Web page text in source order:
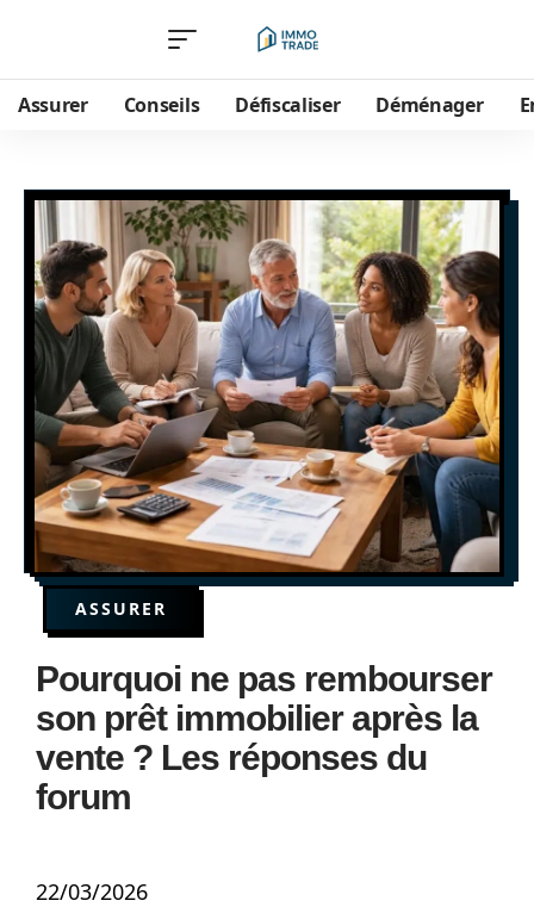
Assurer Conseils Défiscaliser Déménager
ASSURER
Pourquoi ne pas rembourser
son prêt immobilier après la
vente ? Les réponses du
forum
22/03/2026